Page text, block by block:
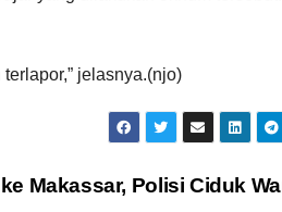
jelasnya.(njo)
Makassar, Polisi Ciduk